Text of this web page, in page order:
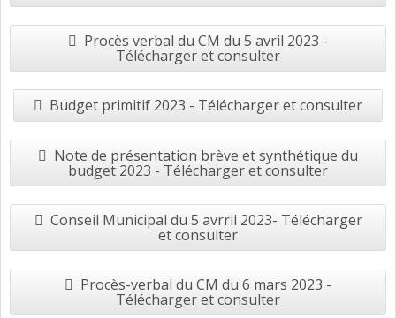
Procès verbal du CM du 5 avril 2023 -
Télécharger et consulter
Budget primitif 2023 - Télécharger et consulter
Note de présentation brève et synthétique du
budget 2023 - Télécharger et consulter
Conseil Municipal du 5 avrril 2023- Télécharger
et consulter
Procès-verbal du CM du 6 mars 2023 -
Télécharger et consulter